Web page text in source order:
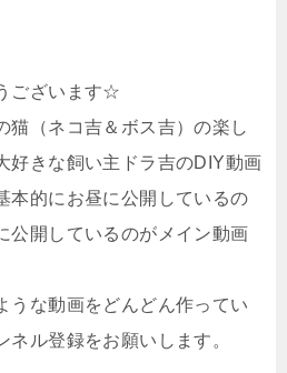
ございます☆
猫（ネコ吉＆ボス吉）の楽し
好きな飼い主ドラ吉のDIY動画
本的にお昼に公開しているの
公開しているのがメイン動画
うな動画をどんどん作ってい
ネル登録をお願いします。